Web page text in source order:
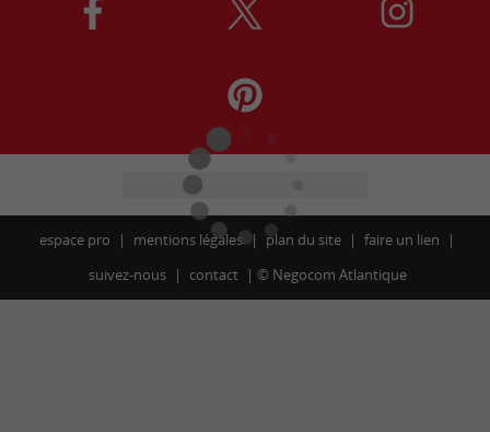
espace pro mentions légales plan du site
faire un lien
suivez-nous
contact © Negocom Atlantique